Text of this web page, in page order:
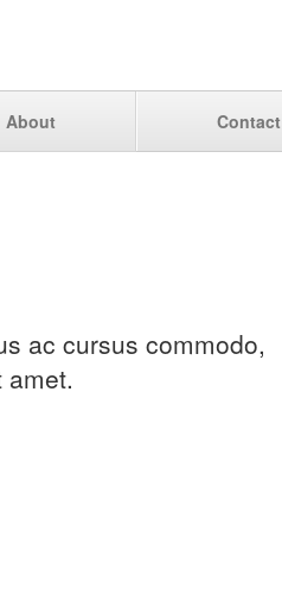
About Contact
ac cursus commodo,